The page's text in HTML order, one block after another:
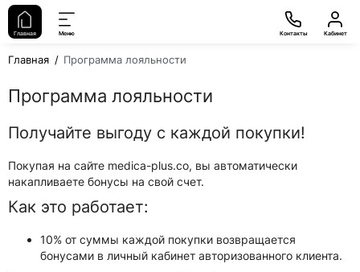
Главная Меню Контакты Кабинет
Главная Программа лояльности
Программа лояльности
Получайте выгоду с каждой покупки!
Покупая на сайте medica-plus.co, вы автоматически
накапливаете бонусы на свой счет.
Как это работает:
10% от суммы каждой покупки возвращается
бонусами в личный кабинет авторизованного клиента.